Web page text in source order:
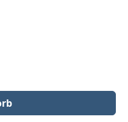
zu erhöhen oder zu